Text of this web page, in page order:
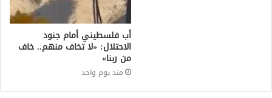
أب فلسطيني أمام جنود
الاحتلال: «لا تخاف منهم.. خاف
من ربنا»
منذ يوم واحد